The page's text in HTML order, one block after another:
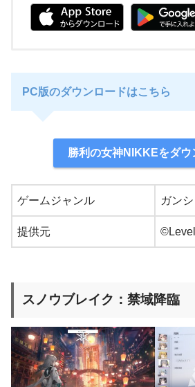
PC版のダウンロードはこちら
勝利の女神NIKKEをダウ
ゲームジャンル ガン
提供元
スノウブレイク：禁域降臨